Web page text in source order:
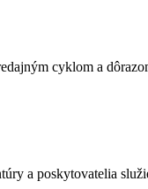
cyklom a
a poskytovatelia